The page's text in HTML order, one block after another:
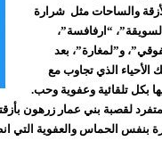
والساحات مثل شرارة
“ارفافسة”،
و”لمغارة”، بعد
الذي تجاوب مع
بكل تلقائية وعفوية وحب.
لقصبة بني عمار زرهون
بنفس الحماس والعفوية التي